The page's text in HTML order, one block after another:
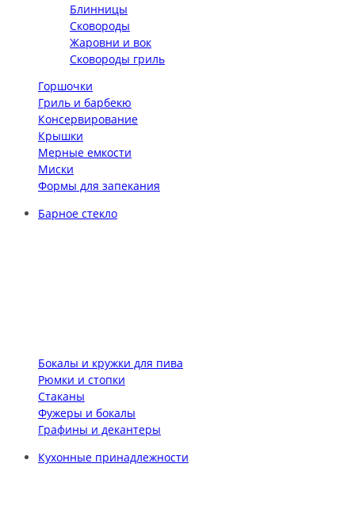
Блинницы
Сковороды
Жаровни и вок
Сковороды гриль
Горшочки
Гриль и барбекю
Консервирование
Крышки
Мерные емкости
Миски
Формы для запекания
Барное стекло
Бокалы и кружки для пива
Рюмки и стопки
Стаканы
Фужеры и бокалы
Графины и декантеры
Кухонные принадлежности